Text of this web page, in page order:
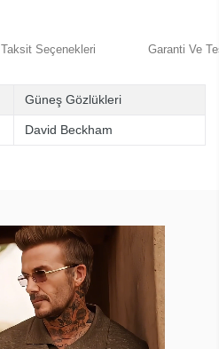
Taksit Seçenekleri Garanti Ve
Güneş Gözlükleri
David Beckham